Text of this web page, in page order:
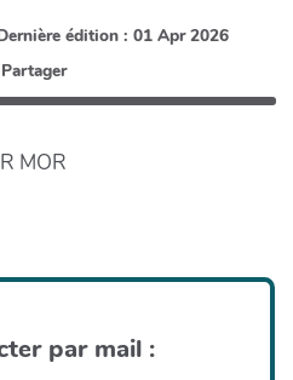
édition : 01 Apr 2026
Partager
MOR
par mail :